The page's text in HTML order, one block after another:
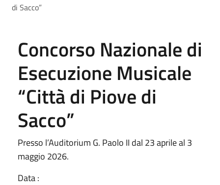
di Sacco”
Concorso Nazionale di
Esecuzione Musicale
“Città di Piove di
Sacco”
Presso l’Auditorium G. Paolo II dal 23 aprile al 3
maggio 2026.
Data :